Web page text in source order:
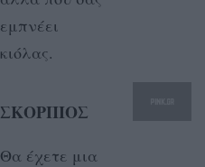
εμπνέει
κιόλας.
ΣΚΟΡΠΙΟΣ
Θα έχετε μια